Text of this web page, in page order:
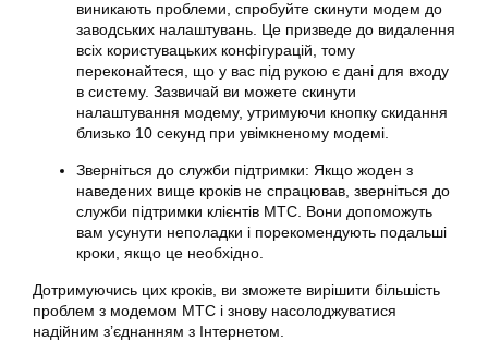
виникають проблеми, спробуйте скинути модем до
заводських налаштувань. Це призведе до видалення
всіх користувацьких конфігурацій, тому
переконайтеся, що у вас під рукою є дані для входу
в систему. Зазвичай ви можете скинути
налаштування модему, утримуючи кнопку скидання
близько 10 секунд при увімкненому модемі.
Зверніться до служби підтримки: Якщо жоден з
наведених вище кроків не спрацював, зверніться до
служби підтримки клієнтів МТС. Вони допоможуть
вам усунути неполадки і порекомендують подальші
кроки, якщо це необхідно.
Дотримуючись цих кроків, ви зможете вирішити більшість
проблем з модемом МТС і знову насолоджуватися
надійним з’єднанням з Інтернетом.